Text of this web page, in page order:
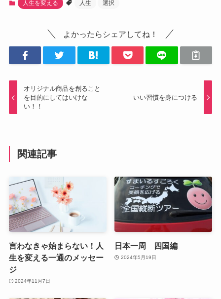
人生を変える 人生 選択
よかったらシェアしてね！
オリジナル商品を創ること
を目的にしてはいけな
い！！
いい習慣を身につける
関連記事
言わなきゃ始まらない！人
生を変える一通のメッセー
ジ
2024年11月7日
日本一周 四国編
2024年5月19日